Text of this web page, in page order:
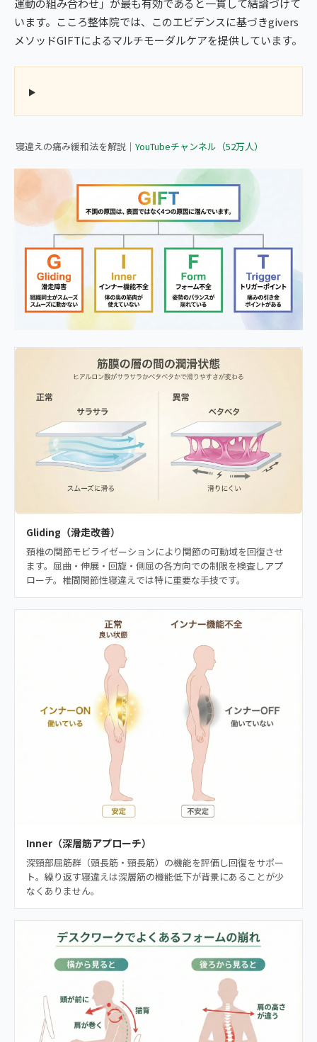
運動の組み合わせ」が最も有効であると一貫して結論づけて
います。こころ整体院では、このエビデンスに基づきgivers
メソッドGIFTによるマルチモーダルケアを提供しています。
▶ 首の寝違いによる痛みをすぐに緩和する方法｜こころ整体院
寝違えの痛み緩和法を解説｜ YouTubeチャンネル（52万人）
Gliding（滑走改善）
頚椎の関節モビライゼーションにより関節の可動域を回復させ
ます。屈曲・伸展・回旋・側屈の各方向での制限を検査しアプ
ローチ。椎間関節性寝違えでは特に重要な手技です。
Inner（深層筋アプローチ）
深頸部屈筋群（頭長筋・頸長筋）の機能を評価し回復をサポー
ト。繰り返す寝違えは深層筋の機能低下が背景にあることが少
なくありません。